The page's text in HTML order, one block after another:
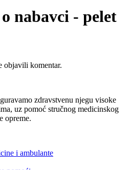
nabavci - pelet
objavili komentar.
zdravstvenu njegu visoke
uz pomoć stručnog medicinskog
opreme.
i ambulante